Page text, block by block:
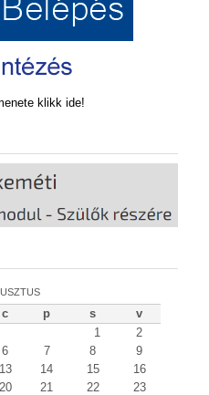
klikk ide!
c p s
v
1
2
6 7 8
9
13 14 15
16
20 21 22
23